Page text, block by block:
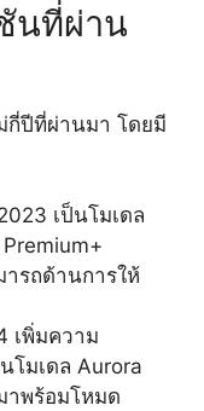
นที่ผ่าน
กี่ปีที่ผ่านมา โดยมี
เป็นโมเดล
รถด้านการให้
เพิ่มความ
โมเดล Aurora
าพร้อมโหมด